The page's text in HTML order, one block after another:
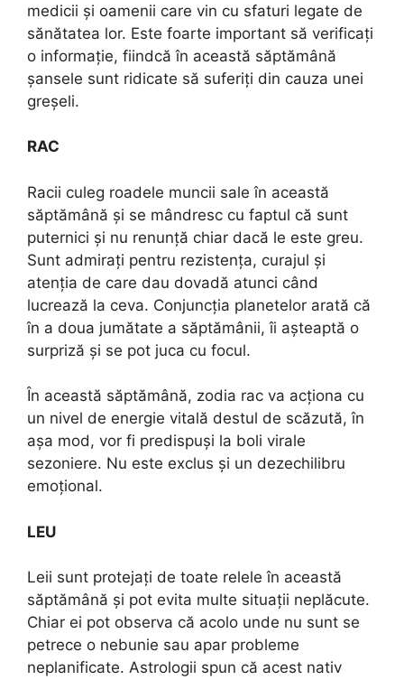
medicii și oamenii care vin cu sfaturi legate de
sănătatea lor. Este foarte important să verificați
o informație, fiindcă în această săptămână
șansele sunt ridicate să suferiți din cauza unei
greșeli.
RAC
Racii culeg roadele muncii sale în această
săptămână și se mândresc cu faptul că sunt
puternici și nu renunță chiar dacă le este greu.
Sunt admirați pentru rezistența, curajul și
atenția de care dau dovadă atunci când
lucrează la ceva. Conjuncția planetelor arată că
în a doua jumătate a săptămânii, îi așteaptă o
surpriză și se pot juca cu focul.
În această săptămână, zodia rac va acționa cu
un nivel de energie vitală destul de scăzută, în
așa mod, vor fi predispuși la boli virale
sezoniere. Nu este exclus și un dezechilibru
emoțional.
LEU
Leii sunt protejați de toate relele în această
săptămână și pot evita multe situații neplăcute.
Chiar ei pot observa că acolo unde nu sunt se
petrece o nebunie sau apar probleme
neplanificate. Astrologii spun că acest nativ